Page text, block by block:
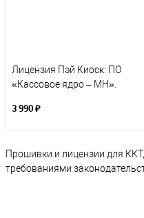
Лицензия Пэй Киоск: ПО
«Кассовое ядро – МН».
на 12 месяцев)
3 990 ₽
Прошивки и лицензии для
требованиями